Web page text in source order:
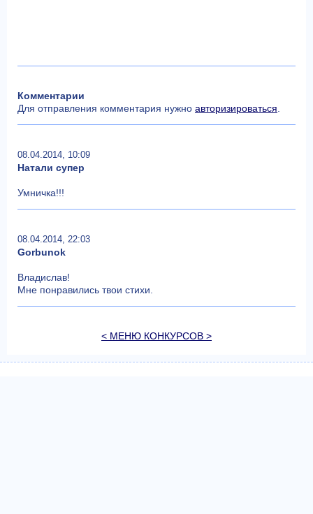
Комментарии
Для отправления комментария нужно авторизироваться
08.04.2014, 10:09
Натали супер
Умничка!!!
08.04.2014, 22:03
Gorbunok
Владислав!
Мне понравились твои стихи.
< МЕНЮ КОНКУРСОВ >